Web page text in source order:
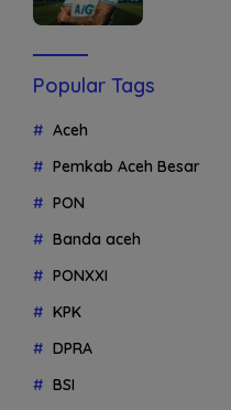
Popular Tags
Aceh
Pemkab Aceh Besar
PON
Banda aceh
PONXXI
KPK
DPRA
BSI